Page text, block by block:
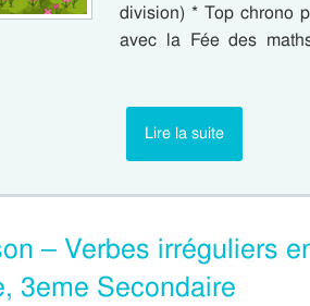
division) * Top chrono
avec la Fée des
Lire la suite
– Verbes irréguliers
3eme Secondaire